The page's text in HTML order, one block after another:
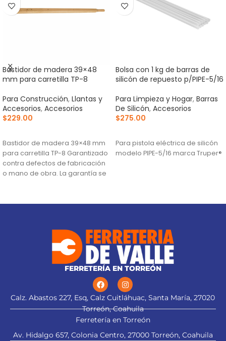
Bastidor de madera 39×48
mm para carretilla TP-8
Para Construcción, Llantas y
Accesorios, Accesorios
$229.00
Bastidor de madera 39×48 mm
para carretilla TP-8 Garantizado
contra defectos de fabricación
o mano de obra. La garantía se
Bolsa con 1 kg de barras de
silicón de repuesto p/PIPE-5/16
Para Limpieza y Hogar, Barras
De Silicón, Accesorios
$275.00
Para pistola eléctrica de silicón
modelo PIPE-5/16 marca Truper®
FERRETERÍA EN TORREÓN
Calz. Abastos 227, Esq, Calz Cuitláhuac, Santa María, 27020
Torreón, Coahuila
Ferretería en Torreón
Av. Hidalgo 657, Colonia Centro, 27000 Torreón, Coahuila